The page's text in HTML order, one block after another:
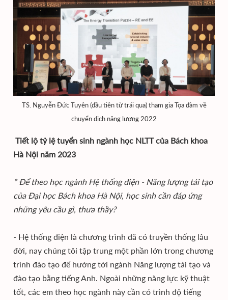
TS. Nguyễn Đức Tuyên (đầu tiên từ trái qua) tham gia Tọa đàm về
chuyển dịch năng lượng 2022
Tiết lộ tỷ lệ tuyển sinh ngành học NLTT của Bách khoa
Hà Nội năm 2023
* Để theo học ngành Hệ thống điện - Năng lượng tái tạo
của Đại học Bách khoa Hà Nội, học sinh cần đáp ứng
những yêu cầu gì, thưa thầy?
- Hệ thống điện là chương trình đã có truyền thống lâu
đời, nay chúng tôi tập trung một phần lớn trong chương
trình đào tạo để hướng tới ngành Năng lượng tái tạo và
đào tạo bằng tiếng Anh. Ngoài những năng lực kỹ thuật
tốt, các em theo học ngành này cần có trình độ tiếng